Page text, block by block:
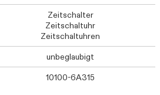
Zeitschalter
Zeitschaltuhr
Zeitschaltuhren
unbeglaubigt
10100-6A315